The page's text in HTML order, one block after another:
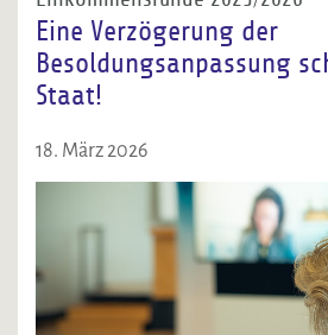
Eine Verzögerung der
Besoldungsanpassung
Staat!
18. März 2026